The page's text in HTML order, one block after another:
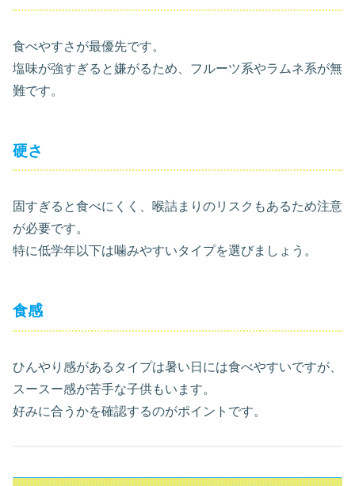
食べやすさが最優先です。
塩味が強すぎると嫌がるため、フルーツ系やラムネ系が無
難です。
硬さ
固すぎると食べにくく、喉詰まりのリスクもあるため注意
が必要です。
特に低学年以下は噛みやすいタイプを選びましょう。
食感
ひんやり感があるタイプは暑い日には食べやすいですが、
スースー感が苦手な子供もいます。
好みに合うかを確認するのがポイントです。